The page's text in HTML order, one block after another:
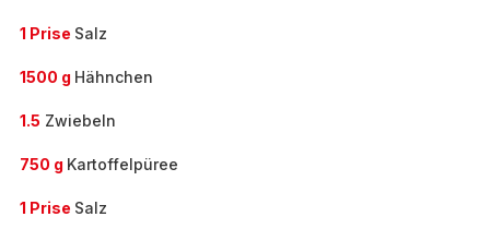
1 Prise Salz
1500 g Hähnchen
1.5 Zwiebeln
750 g Kartoffelpüree
1 Prise Salz